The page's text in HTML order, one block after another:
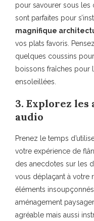
pour savourer sous les
sont parfaites pour
magnifique
vos plats favoris.
quelques coussins
boissons fraîches pour
ensoleillées.
3. Explorez les
audio
Prenez le temps
votre expérience de
des anecdotes sur les
vous déplaçant à votre
éléments
aménagement
agréable mais aussi